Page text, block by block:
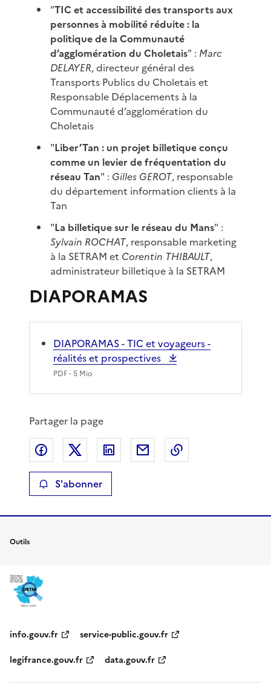
"TIC et accessibilité des transports aux
personnes à mobilité réduite : la
politique de la Communauté
d’agglomération du Choletais" : Marc
DELAYER, directeur général des
Transports Publics du Choletais et
Responsable Déplacements à la
Communauté d’agglomération du
Choletais
"Liber’Tan : un projet billetique conçu
comme un levier de fréquentation du
réseau Tan" : Gilles GEROT, responsable
du département information clients à la
Tan
"La billetique sur le réseau du Mans" :
Sylvain ROCHAT, responsable marketing
à la SETRAM et Corentin THIBAULT,
administrateur billetique à la SETRAM
DIAPORAMAS
DIAPORAMAS - TIC et voyageurs -
réalités et prospectives
PDF- 5 Mio
Partager la page
Partager sur Facebook
Partager sur XPartager sur LinkedIn
Partager par email
S'abonner
Outils
info.gouv.fr
service-public.gouv.fr
legifrance.gouv.fr
data.gouv.fr